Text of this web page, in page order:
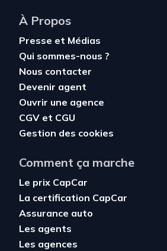
À Propos
Presse et Médias
Qui sommes-nous ?
Nous contacter
Devenir agent
Ouvrir une agence
CGV et CGU
Gestion des cookies
Comment ça marche
Le prix CapCar
La certification CapCar
Assurance auto
Les agents
Les agences